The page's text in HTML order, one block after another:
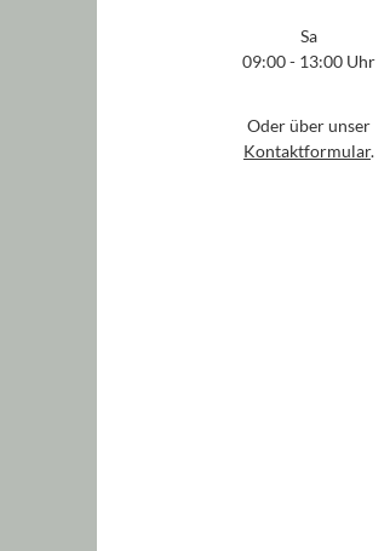
Sa
09:00 - 13:00 Uhr
Oder über unser
Kontaktformular.